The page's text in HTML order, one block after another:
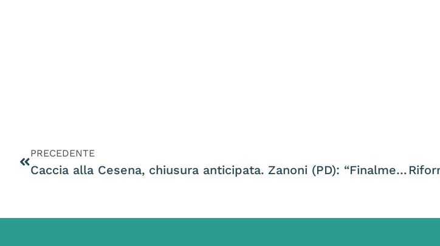
PRECEDENTE
Caccia alla Cesena, chiusura anticipata. Zanoni (PD): “Finalmente un segnale in controtendenza”.